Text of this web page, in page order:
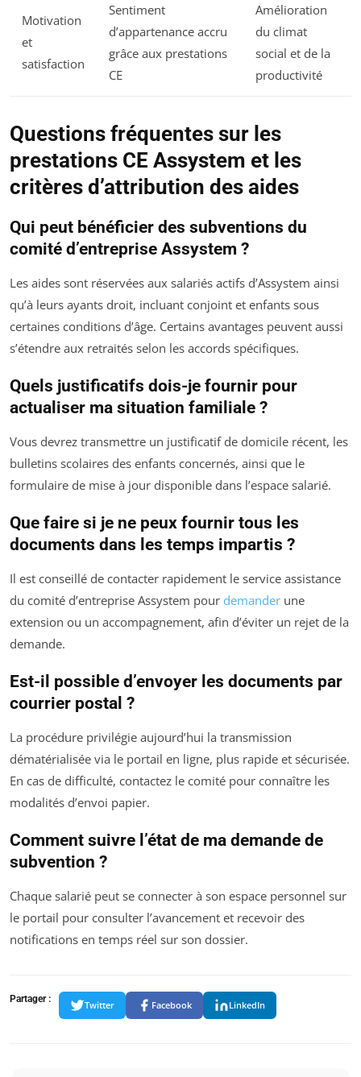
Motivation
et
satisfaction
Sentiment
d’appartenance accru
grâce aux prestations
CE
Amélioration
du climat
social et de la
productivité
Questions fréquentes sur les
prestations CE Assystem et les
critères d’attribution des aides
Qui peut bénéficier des subventions du
comité d’entreprise Assystem ?
Les aides sont réservées aux salariés actifs d’Assystem ainsi
qu’à leurs ayants droit, incluant conjoint et enfants sous
certaines conditions d’âge. Certains avantages peuvent aussi
s’étendre aux retraités selon les accords spécifiques.
Quels justificatifs dois-je fournir pour
actualiser ma situation familiale ?
Vous devrez transmettre un justificatif de domicile récent, les
bulletins scolaires des enfants concernés, ainsi que le
formulaire de mise à jour disponible dans l’espace salarié.
Que faire si je ne peux fournir tous les
documents dans les temps impartis ?
Il est conseillé de contacter rapidement le service assistance
du comité d’entreprise Assystem pour demander une
extension ou un accompagnement, afin d’éviter un rejet de la
demande.
Est-il possible d’envoyer les documents par
courrier postal ?
La procédure privilégie aujourd’hui la transmission
dématérialisée via le portail en ligne, plus rapide et sécurisée.
En cas de difficulté, contactez le comité pour connaître les
modalités d’envoi papier.
Comment suivre l’état de ma demande de
subvention ?
Chaque salarié peut se connecter à son espace personnel sur
le portail pour consulter l’avancement et recevoir des
notifications en temps réel sur son dossier.
Partager :
Twitter Facebook LinkedIn